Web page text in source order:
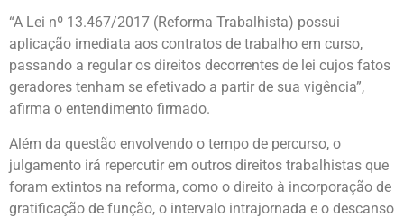
“A Lei nº 13.467/2017 (Reforma Trabalhista) possui
aplicação imediata aos contratos de trabalho em curso,
passando a regular os direitos decorrentes de lei cujos fatos
geradores tenham se efetivado a partir de sua vigência”,
afirma o entendimento firmado.
Além da questão envolvendo o tempo de percurso, o
julgamento irá repercutir em outros direitos trabalhistas que
foram extintos na reforma, como o direito à incorporação de
gratificação de função, o intervalo intrajornada e o descanso